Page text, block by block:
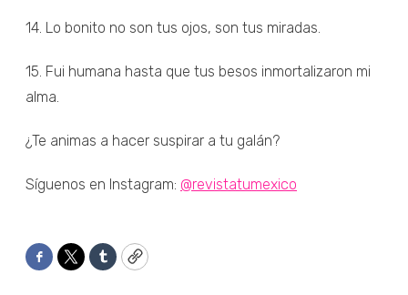
14. Lo bonito no son tus ojos, son tus miradas.
15. Fui humana hasta que tus besos inmortalizaron mi
alma.
¿Te animas a hacer suspirar a tu galán?
Síguenos en Instagram: @revistatumexico
Facebook
TwitterTumblrCopy